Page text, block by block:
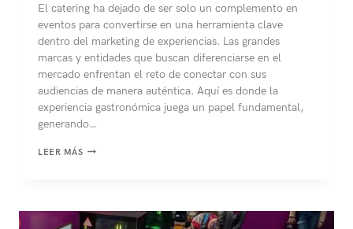
El catering ha dejado de ser solo un complemento en
eventos para convertirse en una herramienta clave
dentro del marketing de experiencias. Las grandes
marcas y entidades que buscan diferenciarse en el
mercado enfrentan el reto de conectar con sus
audiencias de manera auténtica. Aquí es donde la
experiencia gastronómica juega un papel fundamental,
generando…
LEER MÁSCATERING
EL